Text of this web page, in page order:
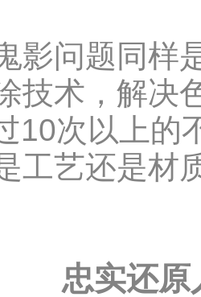
问题同样是
技术，解决
10次以上的
工艺还是材
忠实还原